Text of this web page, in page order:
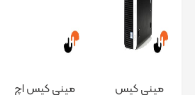
مینی کیس
مینی کیس اچ